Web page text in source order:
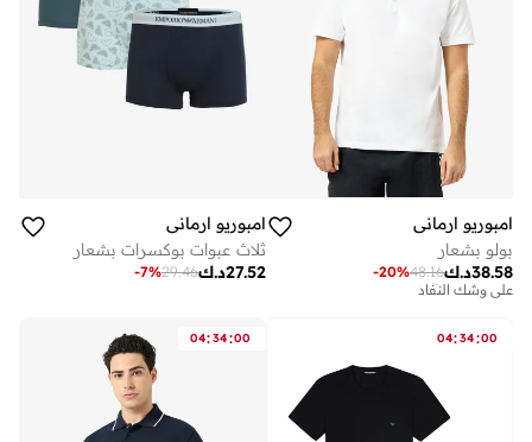
امبوريو ارماني
بولو بشعار
د.ك38.58
48.16
-20%
توصيل مجاني
على وشك النفاد
توصيل مجاني
امبوريو ارماني
ثلاث عبوات بوكسرات بشعار
د.ك27.52
29.46
-7%
04:34:00
04:34:00